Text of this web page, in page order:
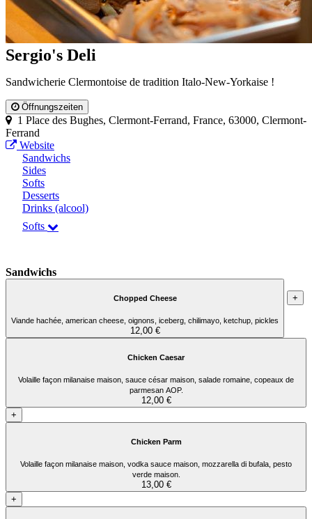
Sergio's Deli
Sandwicherie Clermontoise de tradition Italo-New-Yorkaise !
Öffnungszeiten
1 Place des Bughes, Clermont-Ferrand, France, 63000, Clermont-
Ferrand
Website
Sandwichs
Sides
Softs
Desserts
Drinks (alcool)
Softs
Sandwichs
Chopped Cheese
Viande hachée, american cheese, oignons, iceberg, chilimayo, ketchup, pickles
12,00 €
+
Chicken Caesar
Volaille façon milanaise maison, sauce césar maison, salade romaine, copeaux de
parmesan AOP.
12,00 €
+
Chicken Parm
Volaille façon milanaise maison, vodka sauce maison, mozzarella di bufala, pesto
verde maison.
13,00 €
+